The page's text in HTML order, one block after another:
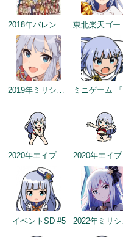
2018年バレンタインデー公式ツイート 東北楽天ゴールデンイーグルスコラボトップ絵
2019年ミリシタ2周年カウントダウン（3日前） ミニゲーム 「アイドルヒーローズ ジェネシス」編
2020年エイプリルフールネタ 2020年エイプリルフールネタ
イベントSD #5 2022年ミリシタ5周年トップ画面